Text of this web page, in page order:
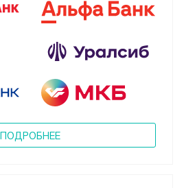
ПОДРОБНЕЕ